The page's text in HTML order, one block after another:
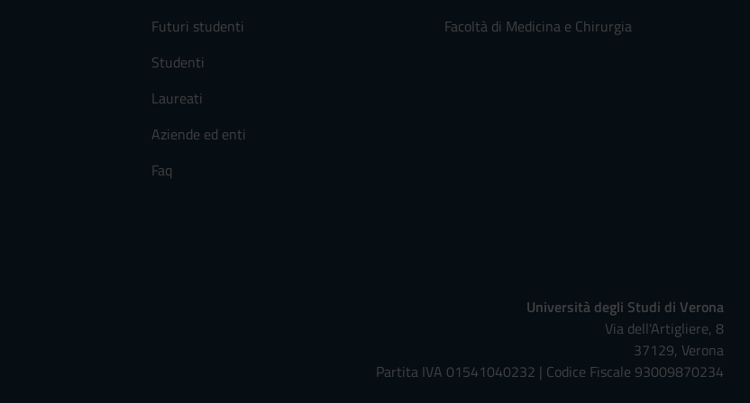
Futuri studenti
Studenti
Laureati
Aziende ed enti
Faq
Facoltà di Medicina e Chirurgia
Università degli Studi di Verona
Via dell'Artigliere, 8
37129, Verona
Partita IVA 01541040232 | Codice Fiscale 93009870234